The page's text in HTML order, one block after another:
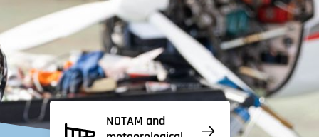
NOTAM and